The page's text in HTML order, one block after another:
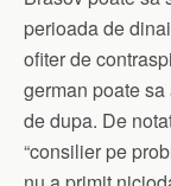
perioada de
ofiter de
german poate
de dupa. De
“consilier pe